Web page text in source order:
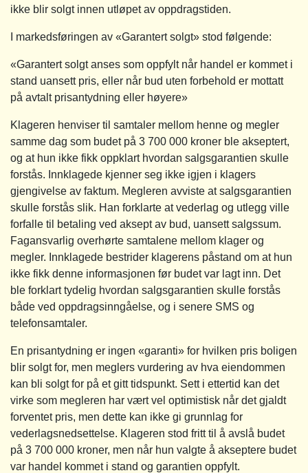
ikke blir solgt innen utløpet av oppdragstiden.
I markedsføringen av «Garantert solgt» stod følgende:
«Garantert solgt anses som oppfylt når handel er kommet i
stand uansett pris, eller når bud uten forbehold er mottatt
på avtalt prisantydning eller høyere»
Klageren henviser til samtaler mellom henne og megler
samme dag som budet på 3 700 000 kroner ble akseptert,
og at hun ikke fikk oppklart hvordan salgsgarantien skulle
forstås. Innklagede kjenner seg ikke igjen i klagers
gjengivelse av faktum. Megleren avviste at salgsgarantien
skulle forstås slik. Han forklarte at vederlag og utlegg ville
forfalle til betaling ved aksept av bud, uansett salgssum.
Fagansvarlig overhørte samtalene mellom klager og
megler. Innklagede bestrider klagerens påstand om at hun
ikke fikk denne informasjonen før budet var lagt inn. Det
ble forklart tydelig hvordan salgsgarantien skulle forstås
både ved oppdragsinngåelse, og i senere SMS og
telefonsamtaler.
En prisantydning er ingen «garanti» for hvilken pris boligen
blir solgt for, men meglers vurdering av hva eiendommen
kan bli solgt for på et gitt tidspunkt. Sett i ettertid kan det
virke som megleren har vært vel optimistisk når det gjaldt
forventet pris, men dette kan ikke gi grunnlag for
vederlagsnedsettelse. Klageren stod fritt til å avslå budet
på 3 700 000 kroner, men når hun valgte å akseptere budet
var handel kommet i stand og garantien oppfylt.